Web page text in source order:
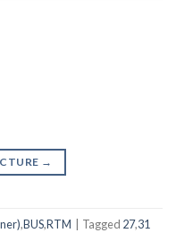
→
,BUS,RTM Tagged 27,31